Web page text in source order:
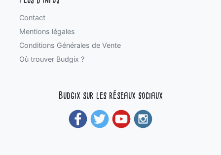
Contact
Mentions légales
Conditions Générales de Vente
Où trouver Budgix ?
Budgix sur les réseaux sociaux